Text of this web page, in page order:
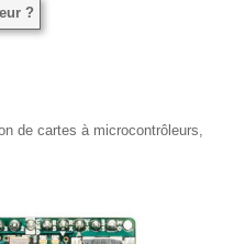
?
de cartes à microcontrôleurs,